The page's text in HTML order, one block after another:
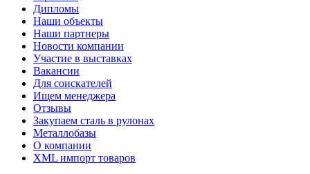
Дипломы
Наши объекты
Наши партнеры
Новости компании
Участие в выставках
Вакансии
Для соискателей
Ищем менеджера
Отзывы
Закупаем сталь в рулонах
Металлобазы
О компании
XML импорт товаров